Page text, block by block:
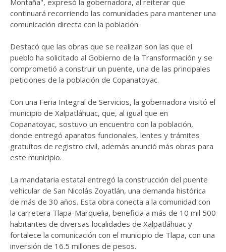
Montaña", expresó la gobernadora, al reiterar que
continuará recorriendo las comunidades para mantener una
comunicación directa con la población.
Destacó que las obras que se realizan son las que el
pueblo ha solicitado al Gobierno de la Transformación y se
comprometió a construir un puente, una de las principales
peticiones de la población de Copanatoyac.
Con una Feria Integral de Servicios, la gobernadora visitó el
municipio de Xalpatláhuac, que, al igual que en
Copanatoyac, sostuvo un encuentro con la población,
donde entregó aparatos funcionales, lentes y trámites
gratuitos de registro civil, además anunció más obras para
este municipio.
La mandataria estatal entregó la construcción del puente
vehicular de San Nicolás Zoyatlán, una demanda histórica
de más de 30 años. Esta obra conecta a la comunidad con
la carretera Tlapa-Marquelia, beneficia a más de 10 mil 500
habitantes de diversas localidades de Xalpatláhuac y
fortalece la comunicación con el municipio de Tlapa, con una
inversión de 16.5 millones de pesos.